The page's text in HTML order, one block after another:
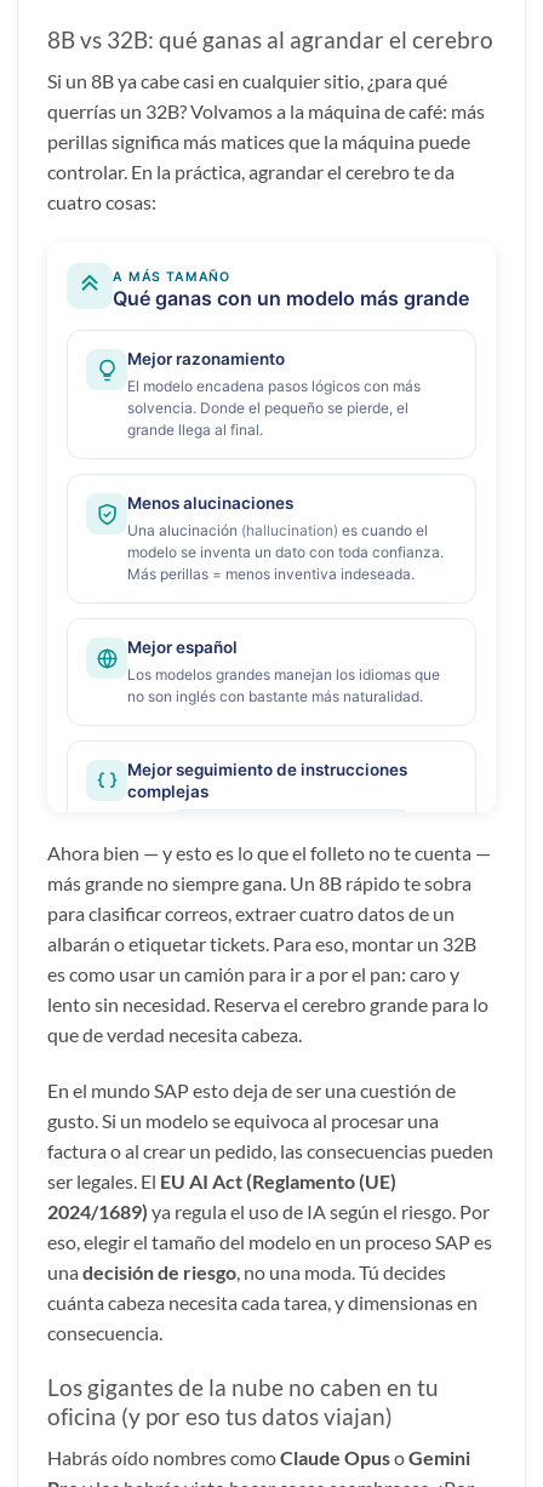
8B vs 32B: qué ganas al agrandar el cerebro
Si un 8B ya cabe casi en cualquier sitio, ¿para qué
querrías un 32B? Volvamos a la máquina de café: más
perillas significa más matices que la máquina puede
controlar. En la práctica, agrandar el cerebro te da
cuatro cosas:
Ahora bien — y esto es lo que el folleto no te cuenta —
más grande no siempre gana. Un 8B rápido te sobra
para clasificar correos, extraer cuatro datos de un
albarán o etiquetar tickets. Para eso, montar un 32B
es como usar un camión para ir a por el pan: caro y
lento sin necesidad. Reserva el cerebro grande para lo
que de verdad necesita cabeza.
En el mundo SAP esto deja de ser una cuestión de
gusto. Si un modelo se equivoca al procesar una
factura o al crear un pedido, las consecuencias pueden
ser legales. El EU AI Act (Reglamento (UE)
2024/1689) ya regula el uso de IA según el riesgo. Por
eso, elegir el tamaño del modelo en un proceso SAP es
una decisión de riesgo , no una moda. Tú decides
cuánta cabeza necesita cada tarea, y dimensionas en
consecuencia.
Los gigantes de la nube no caben en tu
oficina (y por eso tus datos viajan)
Habrás oído nombres comoClaude OpusoGemini